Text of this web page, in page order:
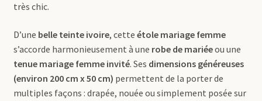
très chic.
D’une belle teinte ivoire, cette étole mariage femme
s’accorde harmonieusement à une robe de mariéeou une
tenue mariage femme invité. Ses dimensions généreuses
(environ 200 cm x 50 cm) permettent de la porter de
multiples façons : drapée, nouée ou simplement posée sur